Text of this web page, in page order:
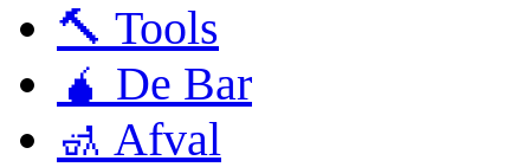
🔨 Tools
🧉 De Bar
🚮 Afval